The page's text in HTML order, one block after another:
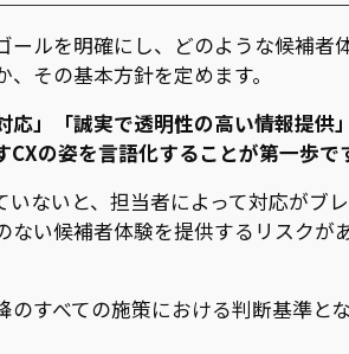
ールを明確にし、どのような候補者
その基本方針を定めます。
応」「誠実で透明性の高い情報提供
CXの姿を言語化することが第一歩で
いないと、担当者によって対応がブ
ない候補者体験を提供するリスクが
のすべての施策における判断基準と